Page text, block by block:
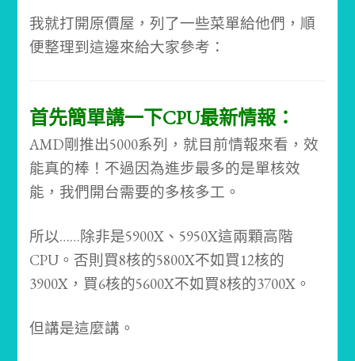
我就打開原價屋，列了一些菜單給他們，順
便整理到這邊來給大家參考：
首先簡單講一下CPU最新情報：
AMD剛推出5000系列，就目前情報來看，效
能真的棒！不過因為進步最多的是單核效
能，我們開台需要的多核多工。
所以……除非是5900X、5950X這兩顆高階
CPU。否則買8核的5800X不如買12核的
3900X，買6核的5600X不如買8核的3700X。
但講是這麼講。